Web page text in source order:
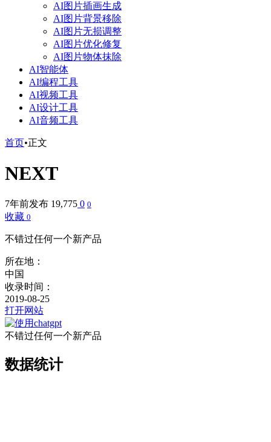
AI图片插画生成
AI图片背景移除
AI图片无损调整
AI图片优化修复
AI图片物体抹除
AI智能体
AI编程工具
AI视频工具
AI设计工具
AI音频工具
首页•正文
NEXT
7年前发布 19,775 0 0
收藏 0
不错过任何一个新产品
所在地：
中国
收录时间：
2019-08-25
打开网站
不错过任何一个新产品
数据统计